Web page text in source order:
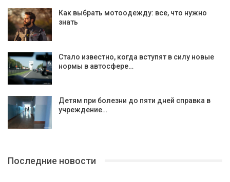
Как выбрать мотоодежду: все, что нужно
знать
Стало известно, когда вступят в силу новые
нормы в автосфере…
Детям при болезни до пяти дней справка в
учреждение…
Последние новости